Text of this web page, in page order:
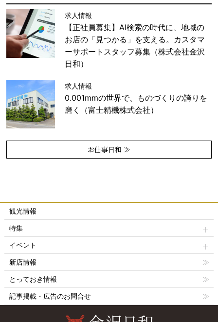
求人情報
【正社員募集】AI検索の時代に、地域の
お店の「見つかる」を支える。カスタマ
ーサポートスタッフ募集（株式会社金沢
日和）
求人情報
0.001mmの世界で、ものづくりの誇りを
磨く（富士精機株式会社）
お仕事日和 ≫
観光情報
特集
イベント
新店情報
とっておき情報
記事掲載・広告のお問合せ